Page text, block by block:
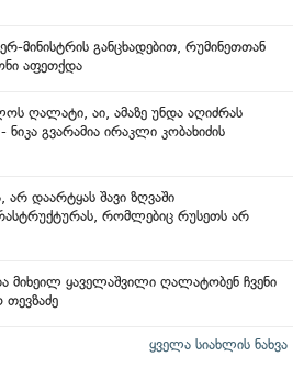
მინისტრის განცხადებით, რუმინეთთან
აფეთქდა
ღალატი, აი, ამაზე უნდა აღიძრას
გვარამია ირაკლი კობახიძის
არ დაარტყას შავი ზღვაში
რომლებიც რუსეთს არ
მიხეილ ყაველაშვილი ღალატობენ ჩვენი
თევზაძე
ყველა სიახლის ნახვა